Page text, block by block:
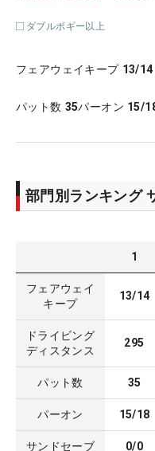
ダブルボギー以上
フェアウェイキープ 13/14
パット数 35パーオン 15/
部門別ランキング
1
フェアウェイ
キープ
13/14
ドライビング
ディスタンス
295
パット数 35
パーオン 15/18
サンドセーブ 0/0